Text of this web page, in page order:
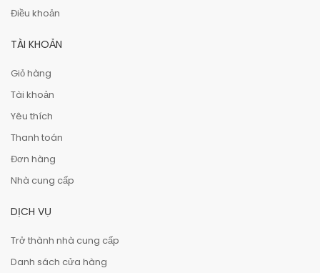
Điều khoản
TÀI KHOẢN
Giỏ hàng
Tài khoản
Yêu thích
Thanh toán
Đơn hàng
Nhà cung cấp
DỊCH VỤ
Trở thành nhà cung cấp
Danh sách cửa hàng